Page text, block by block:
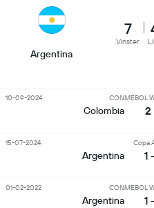
Argentina
7
Vinster
Colombia
CONMEBOL
2
10-09-2024
Argentina
Copa
1
15-07-2024
Argentina
CONMEBOL
1
01-02-2022